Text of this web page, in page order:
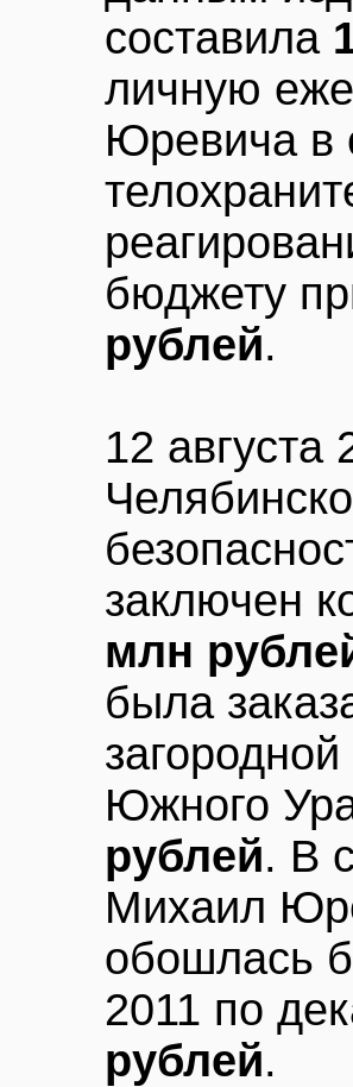
составила
личную
Юревича в
бюджету
рублей.
12 августа
заключен
млн
была
Южного
рублей. В
Михаил
обошлась
2011 по
рублей.